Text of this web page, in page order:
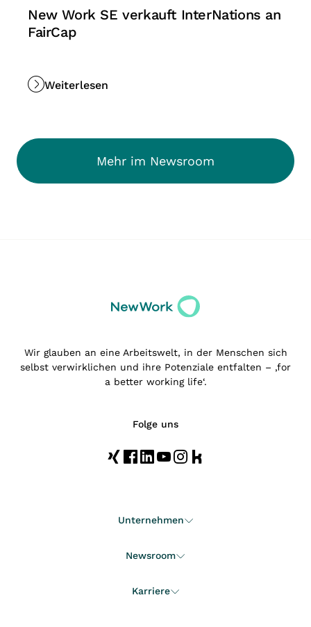
New Work SE verkauft InterNations an
FairCap
Weiterlesen
Mehr im Newsroom
Wir glauben an eine Arbeitswelt, in der Menschen sich
selbst verwirklichen und ihre Potenziale entfalten – ‚for
a better working life‘.
Folge uns
Unternehmen
Newsroom
Karriere